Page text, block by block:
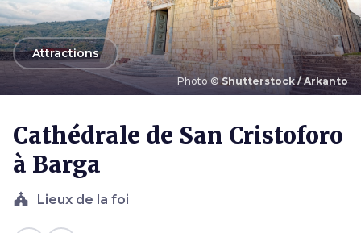
Photo ©Shutterstock / Arkanto
arrow_backAttractions
Cathédrale de San Cristoforo
à Barga
church Lieux de la foi